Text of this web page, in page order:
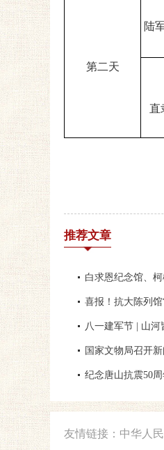
第二天
陆
直
推荐文章
白求恩纪念馆、
喜报！抗大陈列
八一建军节 | 山河
国家文物局召开
纪念唐山抗震50
友情链接： 中华人